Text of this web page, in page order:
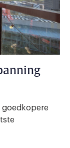
goedkopere